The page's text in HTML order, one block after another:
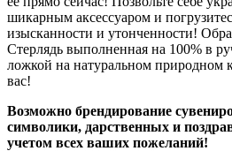
шикарным аксессуаром и
изысканности и утонченности!
Стерлядь выполненная на 100% в
ложкой на натуральном природном
вас!
Возможно брендирование
символики, дарственных и
учетом всех ваших пожеланий!